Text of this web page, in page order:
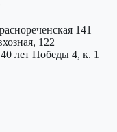
141
122
лет Победы 4, к. 1